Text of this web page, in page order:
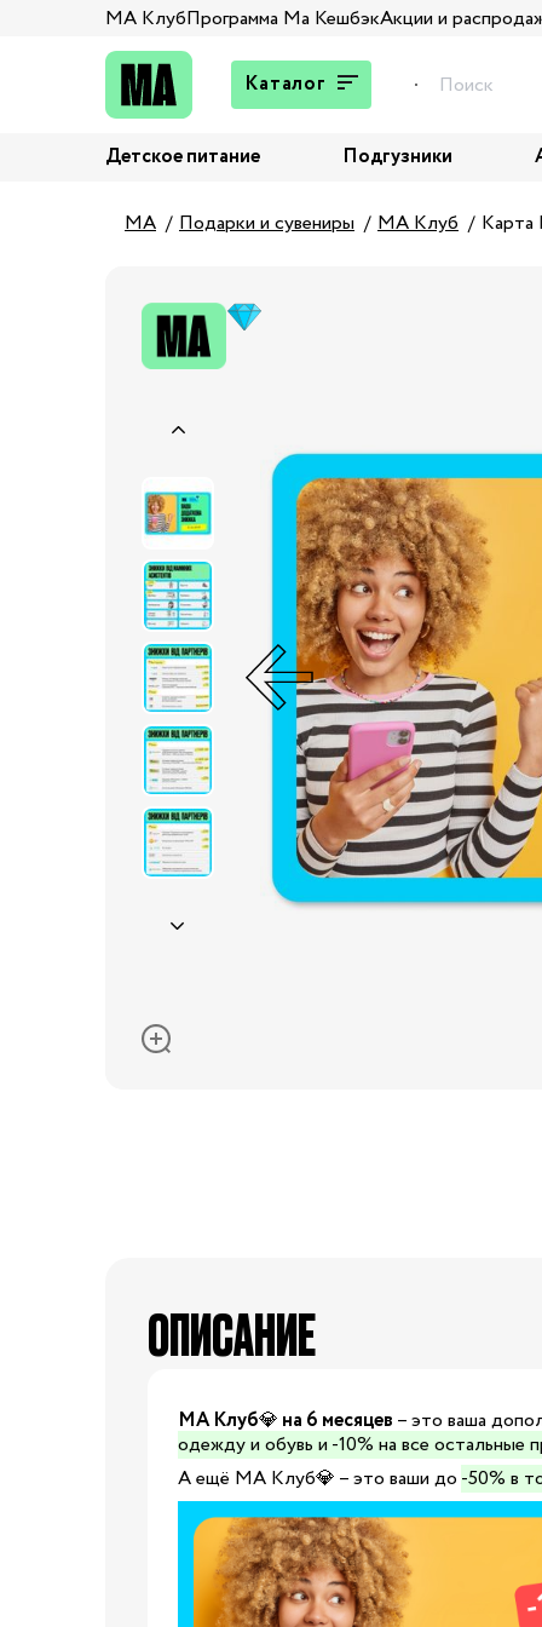
МА КлубПрограмма Ма КешбэкАкции и
Каталог
Одежда
Брюки и джинсы
Костюмы
Купальники и плавки
Нижнее белье
Очки солнцезащитные
Пеленки
Пижамы и халаты
Платья и юбки
Термобелье
Полотенца и накидки
Регланы, поло и
Рюкзаки и сумки
Футболки и майки
Шапки, шарфы,
Босоножки
Ботинки и полуботинки
Кроссовки
Пинетки
Сапоги
Сланцы
Тапочки
Туфли
Детское питание Подгузники
MA Подарки и сувениры МА Клуб Карта
ОПИСАНИЕ
МА Клуб💎 на 6 месяцев – это ваша
одежду и обувь и -10% на все остальные
А ещё МА Клуб💎 – это ваши до -50% в